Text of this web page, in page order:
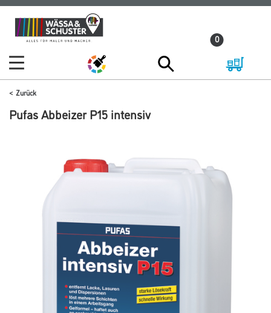
Zum
Inhalt
Zum
Navigationsmenü
0
Zurück
Pufas Abbeizer P15 intensiv